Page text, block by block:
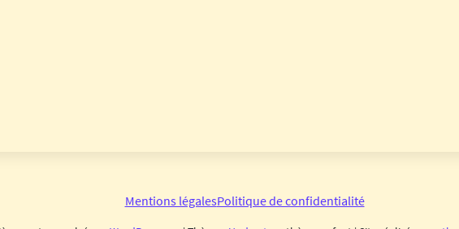
Mentions légalesPolitique de confidentialité